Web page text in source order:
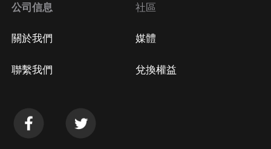
公司信息
關於我們
聯繫我們
社區
媒體
兌換權益